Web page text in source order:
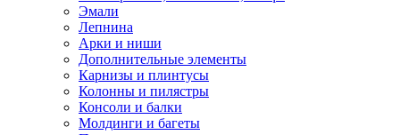
Эмали
Лепнина
Арки и ниши
Дополнительные элементы
Карнизы и плинтусы
Колонны и пилястры
Консоли и балки
Молдинги и багеты